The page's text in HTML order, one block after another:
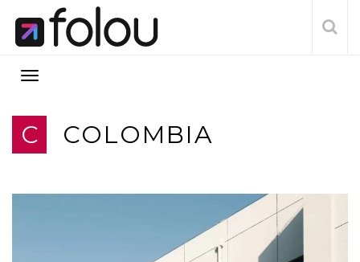
C COLOMBIA